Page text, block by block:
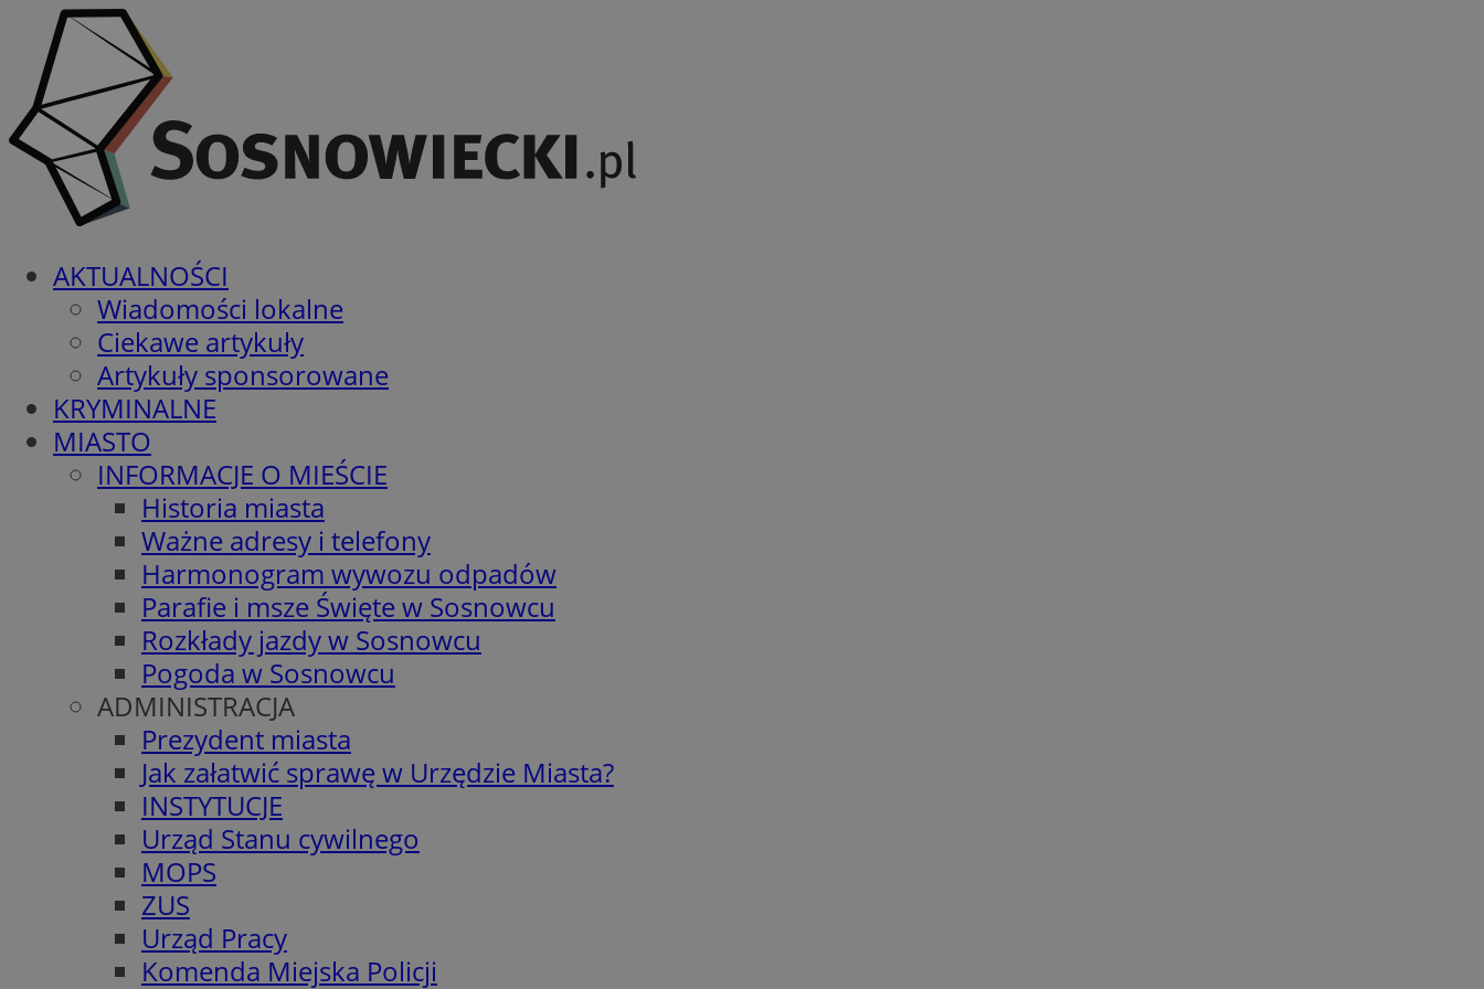
AKTUALNOŚCI
Wiadomości lokalne
Ciekawe artykuły
Artykuły sponsorowane
KRYMINALNE
MIASTO
INFORMACJE O MIEŚCIE
Historia miasta
Ważne adresy i telefony
Harmonogram wywozu odpadów
Parafie i msze Święte w Sosnowcu
Rozkłady jazdy w Sosnowcu
Pogoda w Sosnowcu
ADMINISTRACJA
Prezydent miasta
Jak załatwić sprawę w Urzędzie Miasta?
INSTYTUCJE
Urząd Stanu cywilnego
MOPS
ZUS
Urząd Pracy
Komenda Miejska Policji